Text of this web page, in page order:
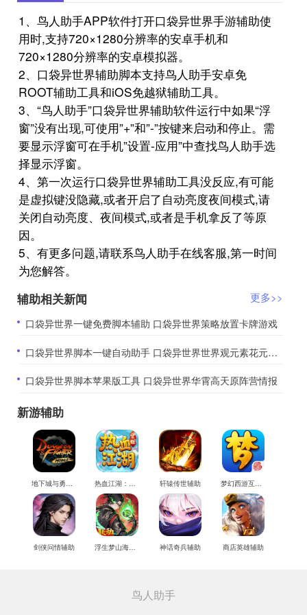
1、鸟人助手APP软件打开口袋异世界手游辅助使
用时,支持720×1280分辨率的安卓手机和
720×1280分辨率的安卓模拟器。
2、口袋异世界辅助脚本支持鸟人助手安卓免
ROOT辅助工具和iOS免越狱辅助工具。
3、“鸟人助手”口袋异世界辅助软件运行中如果“浮
窗”没有出现,可使用”+”和”-”按键来启动和停止。需
要显示浮窗可在手机”设置-应用”中查找鸟人助手选
择显示浮窗。
4、第一次运行口袋异世界辅助工具没反应,有可能
是虚拟键没隐藏,或者开启了自动亮度夜间模式,请
关闭自动亮度、夜间模式,或者是手机拿反了等原
因。
5、有更多问题,请联系鸟人助手在线客服,第一时间
为您解答。
辅助相关新闻
更多>>
​口袋异世界一键免费脚本辅助 口袋异世界策略放置卡牌游戏
​口袋异世界脚本一键自动助手 口袋异世界世界观元素花元素凋零
​口袋异世界脚本苹果版工具 口袋异世界华霄高天原阵营情报
新游辅助
地下城与勇士M辅助 热血江湖：觉醒辅助 轩辕传世辅助 梦幻西游互通版辅助
剑侠问情辅助 浮生梦山海辅助 神话奇兵辅助 商店英雄辅助
鸟人助手